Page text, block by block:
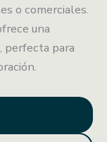
o comerciales.
una
perfecta para